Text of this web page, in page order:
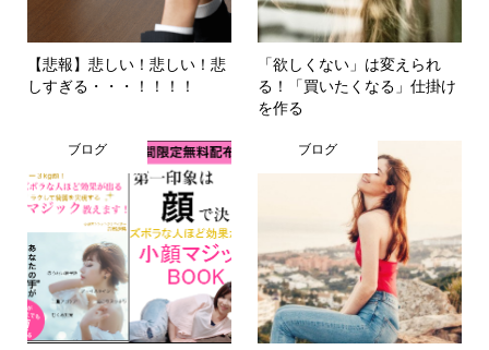
【悲報】悲しい！悲しい！悲
しすぎる・・・！！！！
「欲しくない」は変えられ
る！「買いたくなる」仕掛け
を作る
ブログ ブログ